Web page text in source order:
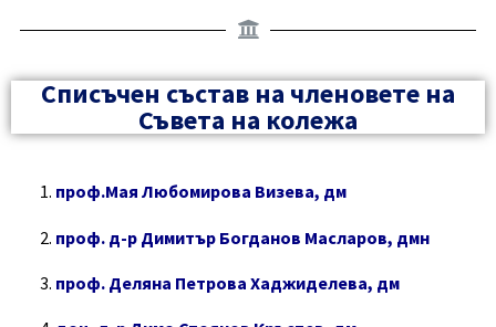
Списъчен състав на членовете на
Съвета на колежа
проф.Мая Любомирова Визева, дм
проф. д-р Димитър Богданов Масларов, дмн
проф. Деляна Петрова Хаджиделева, дм